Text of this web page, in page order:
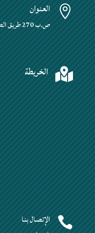
 العنوان
ص.ب 270 طريق الصومعة البليدة
 الخريطة
 الإتصال بنا